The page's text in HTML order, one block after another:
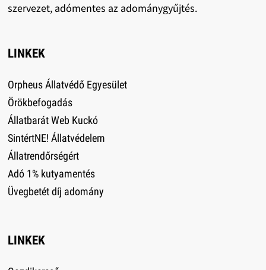
szervezet, adómentes az adománygyűjtés.
LINKEK
Orpheus Állatvédő Egyesület
Örökbefogadás
Állatbarát Web Kuckó
SintértNE! Állatvédelem
Állatrendőrségért
Adó 1% kutyamentés
Üvegbetét díj adomány
LINKEK